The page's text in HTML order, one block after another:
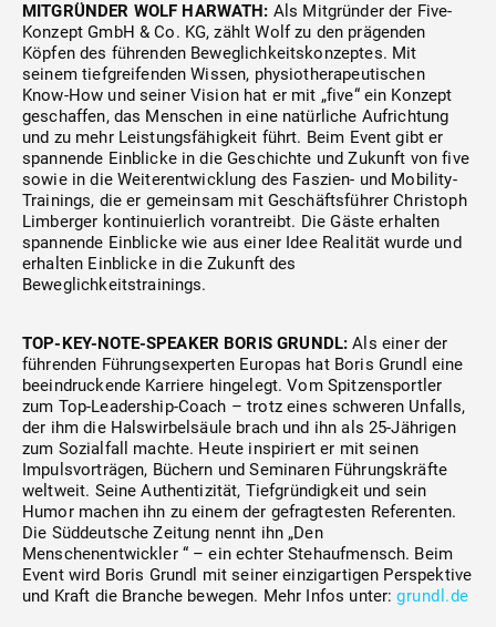
MITGRÜNDER WOLF HARWATH: Als Mitgründer der Five-
Konzept GmbH & Co. KG, zählt Wolf zu den prägenden
Köpfen des führenden Beweglichkeitskonzeptes. Mit
seinem tiefgreifenden Wissen, physiotherapeutischen
Know-How und seiner Vision hat er mit „five“ ein Konzept
geschaffen, das Menschen in eine natürliche Aufrichtung
und zu mehr Leistungsfähigkeit führt. Beim Event gibt er
spannende Einblicke in die Geschichte und Zukunft von five
sowie in die Weiterentwicklung des Faszien- und Mobility-
Trainings, die er gemeinsam mit Geschäftsführer Christoph
Limberger kontinuierlich vorantreibt. Die Gäste erhalten
spannende Einblicke wie aus einer Idee Realität wurde und
erhalten Einblicke in die Zukunft des
Beweglichkeitstrainings.
TOP-KEY-NOTE-SPEAKER BORIS GRUNDL:Als einer der
führenden Führungsexperten Europas hat Boris Grundl eine
beeindruckende Karriere hingelegt. Vom Spitzensportler
zum Top-Leadership-Coach – trotz eines schweren Unfalls,
der ihm die Halswirbelsäule brach und ihn als 25-Jährigen
zum Sozialfall machte. Heute inspiriert er mit seinen
Impulsvorträgen, Büchern und Seminaren Führungskräfte
weltweit. Seine Authentizität, Tiefgründigkeit und sein
Humor machen ihn zu einem der gefragtesten Referenten.
Die Süddeutsche Zeitung nennt ihn „Den
Menschenentwickler “ – ein echter Stehaufmensch. Beim
Event wird Boris Grundl mit seiner einzigartigen Perspektive
und Kraft die Branche bewegen. Mehr Infos unter:grundl.de